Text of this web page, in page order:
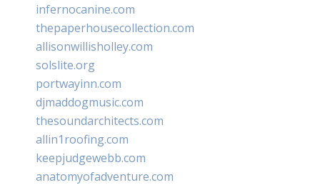
infernocanine.com
thepaperhousecollection.com
allisonwillisholley.com
solslite.org
portwayinn.com
djmaddogmusic.com
thesoundarchitects.com
allin1roofing.com
keepjudgewebb.com
anatomyofadventure.com